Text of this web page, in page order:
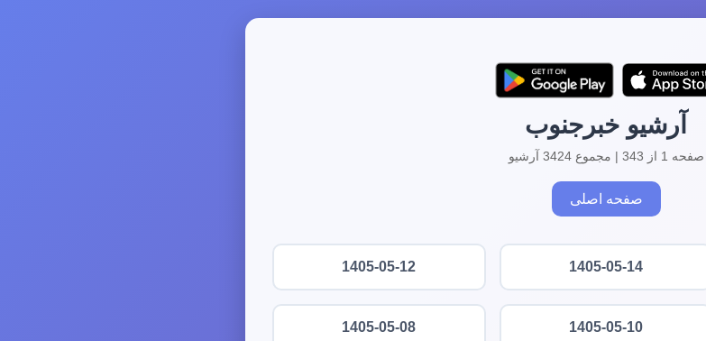
آرشیو خبرجنوب
صفحه 1 از 343 | مجموع 3424 آرشیو
صفحه اصلی
1405-05-14
1405-05-12
1405-05-10
1405-05-08